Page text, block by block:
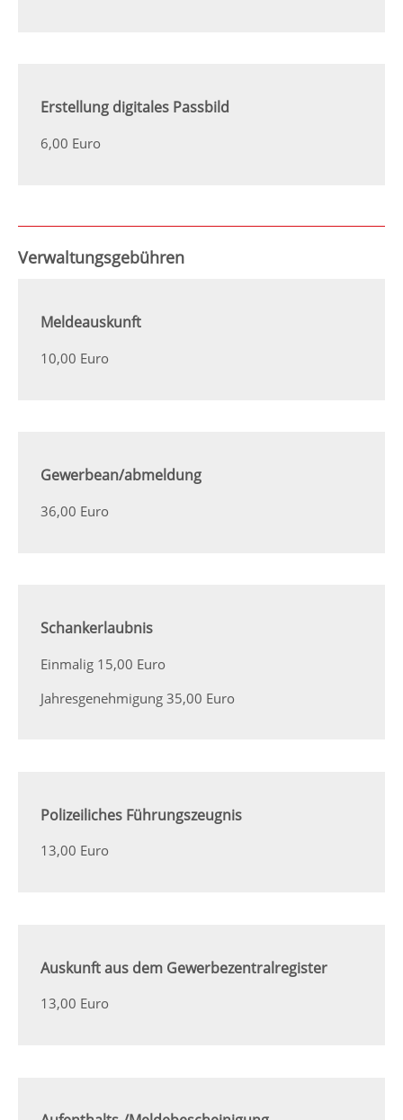
Erstellung digitales Passbild
6,00 Euro
Verwaltungsgebühren
Meldeauskunft
10,00 Euro
Gewerbean/abmeldung
36,00 Euro
Schankerlaubnis
Einmalig 15,00 Euro
Jahresgenehmigung 35,00 Euro
Polizeiliches Führungszeugnis
13,00 Euro
Auskunft aus dem Gewerbezentralregister
13,00 Euro